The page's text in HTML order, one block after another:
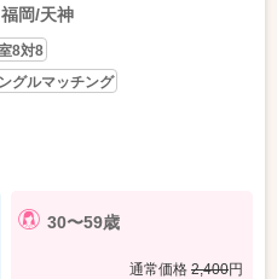
福岡/天神
8対8
グルマッチング
30〜59歳
通常価格 2,400円